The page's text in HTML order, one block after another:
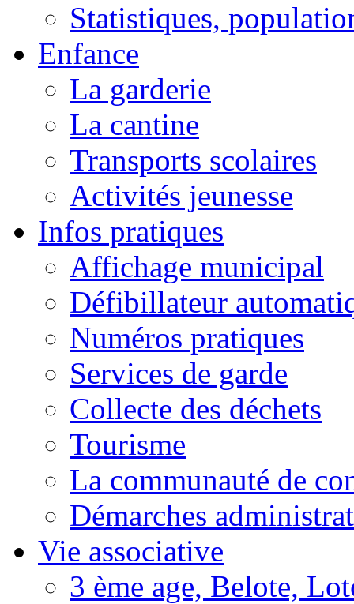
Statistiques,
Enfance
La garderie
La cantine
Transports scolaires
Activités jeunesse
Infos pratiques
Affichage municipal
Défibillateur
Numéros pratiques
Services de garde
Collecte des déchets
Tourisme
La communauté de
Démarches
Vie associative
3 ème age, Belote,